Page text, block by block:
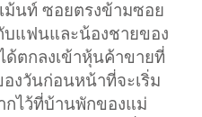
ม้นท์ ซอยตรงข้ามซอย
บแฟนและน้องชายของ
ตกลงเข้าหุ้นค้าขายที่
งวันก่อนหน้าที่จะเริ่ม
กไว้ที่บ้านพักของแม่